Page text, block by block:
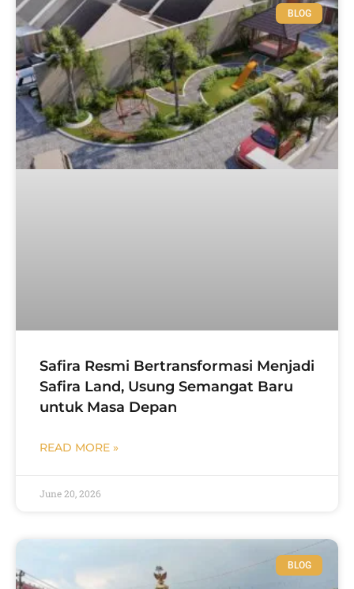
BLOG
Safira Resmi Bertransformasi Menjadi
Safira Land, Usung Semangat Baru
untuk Masa Depan
READ MORE »
June 20, 2026
BLOG